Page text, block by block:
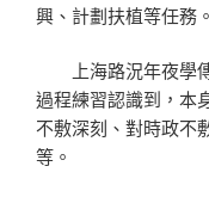
興、計劃扶植等任務。
上海路況年夜學傳
過程練習認識到，本
不敷深刻、對時政不
等。